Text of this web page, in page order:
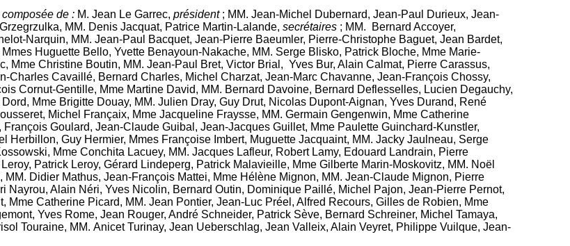
de :M. Jean Le Garrec, président; MM. Jean-Michel Dubernard, Jean-Paul Durieux, Jean-
MM. Denis Jacquat, Patrice Martin-Lalande, secrétaires ; MM. Bernard Accoyer,
Narquin, MM. Jean-Paul Bacquet, Jean-Pierre Baeumler, Pierre-Christophe Baguet, Jean Bardet,
Huguette Bello, Yvette Benayoun-Nakache, MM. Serge Blisko, Patrick Bloche, Mme Marie-
Mme Christine Boutin, MM. Jean-Paul Bret, Victor Brial, Yves Bur, Alain Calmat, Pierre Carassus,
Charles Cavaillé, Bernard Charles, Michel Charzat, Jean-Marc Chavanne, Jean-François Chossy,
Cornut-Gentille, Mme Martine David, MM. Bernard Davoine, Bernard Deflesselles, Lucien Degauchy,
Mme Brigitte Douay, MM. Julien Dray, Guy Drut, Nicolas Dupont-Aignan, Yves Durand, René
Michel Françaix, Mme Jacqueline Fraysse, MM. Germain Gengenwin, Mme Catherine
Goulard, Jean-Claude Guibal, Jean-Jacques Guillet, Mme Paulette Guinchard-Kunstler,
Herbillon, Guy Hermier, Mmes Françoise Imbert, Muguette Jacquaint, MM. Jacky Jaulneau, Serge
Mme Conchita Lacuey, MM. Jacques Lafleur, Robert Lamy, Edouard Landrain, Pierre
Patrick Leroy, Gérard Lindeperg, Patrick Malavieille, Mme Gilberte Marin-Moskovitz, MM. Noël
Didier Mathus, Jean-François Mattei, Mme Hélène Mignon, MM. Jean-Claude Mignon, Pierre
Nayrou, Alain Néri, Yves Nicolin, Bernard Outin, Dominique Paillé, Michel Pajon, Jean-Pierre Pernot,
Mme Catherine Picard, MM. Jean Pontier, Jean-Luc Préel, Alfred Recours, Gilles de Robien, Mme
Yves Rome, Jean Rouger, André Schneider, Patrick Sève, Bernard Schreiner, Michel Tamaya,
Touraine, MM. Anicet Turinay, Jean Ueberschlag, Jean Valleix, Alain Veyret, Philippe Vuilque, Jean-